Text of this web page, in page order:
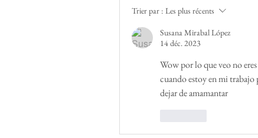
Trier par : Les plus récents
Susana Mirabal López
14 déc. 2023
Wow por lo que veo no
cuando estoy en mi
dejar de amamantar